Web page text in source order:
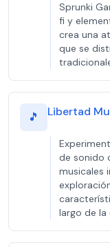
Sprunki
fi y
crea una
que se
🎵 Libertad
de sonido
musicales
largo de la